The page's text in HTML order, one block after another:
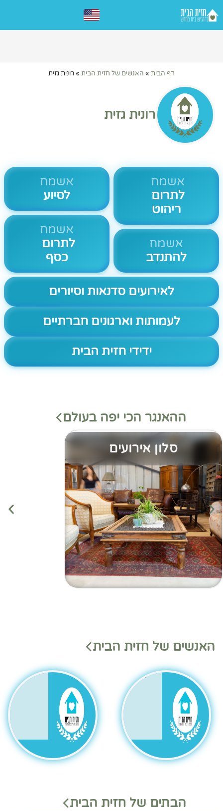
דף הבית » האנשים של חזית הבית »רונית גזית
רונית גזית
אשמח
לתרום
ריהוט
אשמח
להתנדב
אשמח
לסיוע
אשמח
לתרום
כסף
לאירועים סדנאות וסיורים
לעמותות וארגונים חברתיים
ידידי חזית הבית
ההאנגר הכי יפה בעולם
סלון אירועים
האנשים של חזית הבית
משמ
בהאנ
גר
הבתים של חזית הבית